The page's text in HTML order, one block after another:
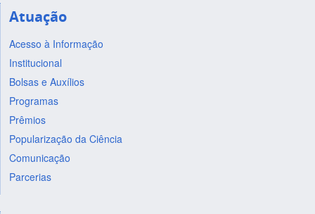
Atuação
Acesso à Informação
Institucional
Bolsas e Auxílios
Programas
Prêmios
Popularização da Ciência
Comunicação
Parcerias